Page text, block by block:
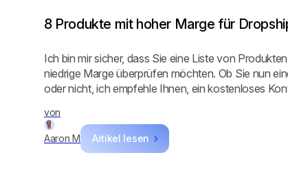
von
Aaron M Artikel lesen
8 Produkte mit hoher Marge für
Ich bin mir sicher, dass Sie eine Liste von
niedrige Marge überprüfen möchten. Ob Sie nun
oder nicht, ich empfehle Ihnen, ein kostenloses
Produkte mit hoher Marge für Ihren Shop zu finden!